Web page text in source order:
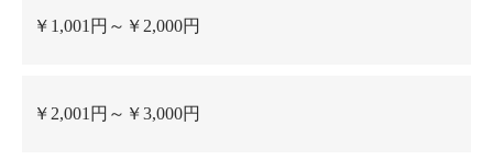
￥1,001円～￥2,000円
￥2,001円～￥3,000円